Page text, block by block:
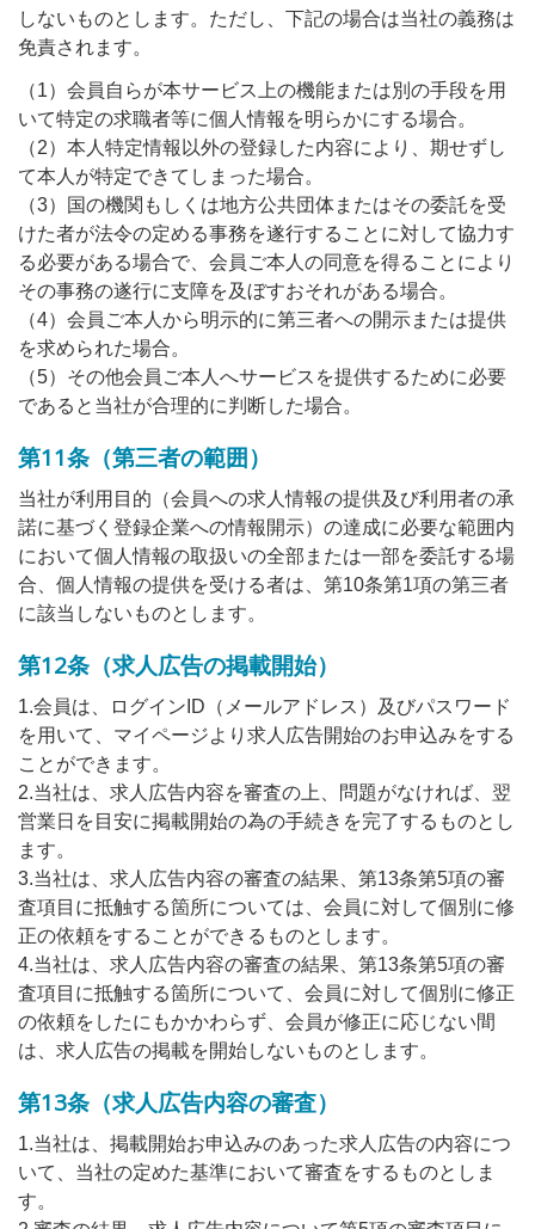
しないものとします。ただし、下記の場合は当社の義務は
免責されます。
（1）会員自らが本サービス上の機能または別の手段を用
いて特定の求職者等に個人情報を明らかにする場合。
（2）本人特定情報以外の登録した内容により、期せずし
て本人が特定できてしまった場合。
（3）国の機関もしくは地方公共団体またはその委託を受
けた者が法令の定める事務を遂行することに対して協力す
る必要がある場合で、会員ご本人の同意を得ることにより
その事務の遂行に支障を及ぼすおそれがある場合。
（4）会員ご本人から明示的に第三者への開示または提供
を求められた場合。
（5）その他会員ご本人へサービスを提供するために必要
であると当社が合理的に判断した場合。
第11条（第三者の範囲）
当社が利用目的（会員への求人情報の提供及び利用者の承
諾に基づく登録企業への情報開示）の達成に必要な範囲内
において個人情報の取扱いの全部または一部を委託する場
合、個人情報の提供を受ける者は、第10条第1項の第三者
に該当しないものとします。
第12条（求人広告の掲載開始）
1.会員は、ログインID（メールアドレス）及びパスワード
を用いて、マイページより求人広告開始のお申込みをする
ことができます。
2.当社は、求人広告内容を審査の上、問題がなければ、翌
営業日を目安に掲載開始の為の手続きを完了するものとし
ます。
3.当社は、求人広告内容の審査の結果、第13条第5項の審
査項目に抵触する箇所については、会員に対して個別に修
正の依頼をすることができるものとします。
4.当社は、求人広告内容の審査の結果、第13条第5項の審
査項目に抵触する箇所について、会員に対して個別に修正
の依頼をしたにもかかわらず、会員が修正に応じない間
は、求人広告の掲載を開始しないものとします。
第13条（求人広告内容の審査）
1.当社は、掲載開始お申込みのあった求人広告の内容につ
いて、当社の定めた基準において審査をするものとしま
す。